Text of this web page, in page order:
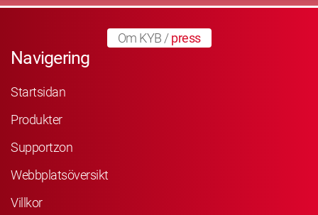
Om KYB /press
Navigering
Startsidan
Produkter
Supportzon
Webbplatsöversikt
Villkor